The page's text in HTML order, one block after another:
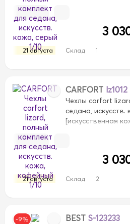
21 августа Склад 1
3
CARFORT lz1012
Чехлы carfort
седана,
[искусственная
21 августа Склад 2
3
-9% BEST S-123233